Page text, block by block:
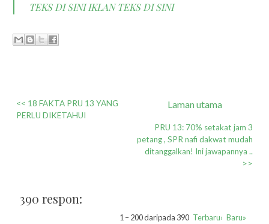
TEKS DI SINI IKLAN TEKS DI SINI
<< 18 FAKTA PRU 13 YANG
PERLU DIKETAHUI
PRU 13: 70% setakat jam 3
petang , SPR nafi dakwat mudah
ditanggalkan! Ini jawapannya ..
>>
Laman utama
390 respon:
1 – 200 daripada 390 Terbaru› Baru»